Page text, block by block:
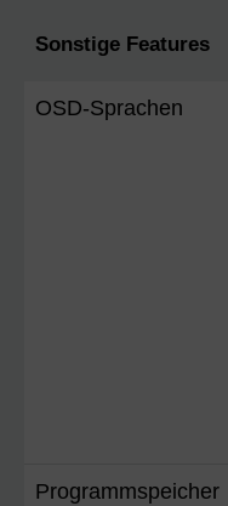
Sonstige Features
OSD-Sprachen
Programmspeicher